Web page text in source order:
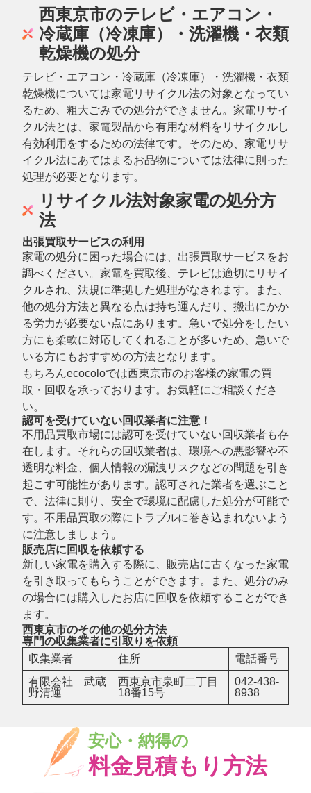
西東京市のテレビ・エアコン・
冷蔵庫（冷凍庫）・洗濯機・衣類
乾燥機の処分
テレビ・エアコン・冷蔵庫（冷凍庫）・洗濯機・衣類
乾燥機については家電リサイクル法の対象となってい
るため、粗大ごみでの処分ができません。家電リサイ
クル法とは、家電製品から有用な材料をリサイクルし
有効利用をするための法律です。そのため、家電リサ
イクル法にあてはまるお品物については法律に則った
処理が必要となります。
リサイクル法対象家電の処分方
法
出張買取サービスの利用
家電の処分に困った場合には、出張買取サービスをお
調べください。家電を買取後、テレビは適切にリサイ
クルされ、法規に準拠した処理がなされます。また、
他の処分方法と異なる点は持ち運んだり、搬出にかか
る労力が必要ない点にあります。急いで処分をしたい
方にも柔軟に対応してくれることが多いため、急いで
いる方にもおすすめの方法となります。
もちろんecocoloでは西東京市のお客様の家電の買
取・回収を承っております。お気軽にご相談くださ
い。
認可を受けていない回収業者に注意！
不用品買取市場には認可を受けていない回収業者も存
在します。それらの回収業者は、環境への悪影響や不
透明な料金、個人情報の漏洩リスクなどの問題を引き
起こす可能性があります。認可された業者を選ぶこと
で、法律に則り、安全で環境に配慮した処分が可能で
す。不用品買取の際にトラブルに巻き込まれないよう
に注意しましょう。
販売店に回収を依頼する
新しい家電を購入する際に、販売店に古くなった家電
を引き取ってもらうことができます。また、処分のみ
の場合には購入したお店に回収を依頼することができ
ます。
西東京市のその他の処分方法
専門の収集業者に引取りを依頼
収集業者
住所
電話番号
有限会社 武蔵
野清運
西東京市泉町二丁目
18番15号
042-438-
8938
安心・納得の
料金見積もり方法